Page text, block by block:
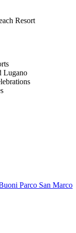
Resort
Lugano
Parco San Marco